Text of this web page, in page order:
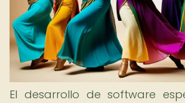
El desarrollo de software